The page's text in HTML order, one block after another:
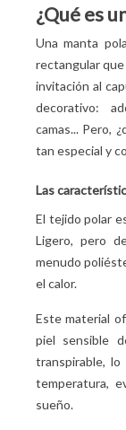
¿Qué es
Una manta
rectangular que
invitación al
decorativo:
camas... Pero,
tan especial y
Las
El tejido polar
Ligero, pero
menudo
el calor.
Este material
piel sensible
transpirable,
temperatura,
sueño.